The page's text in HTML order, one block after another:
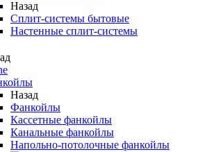
Назад
Сплит-системы бытовые
Настенные сплит-системы
Назад
Фанкойлы
Кассетные фанкойлы
Канальные фанкойлы
Напольно-потолочные фанкойлы